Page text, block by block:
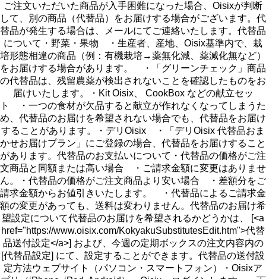
ご注文いただいた商品が入手困難になった場合、Oisixが判断
して、別の商品（代替品）をお届けする場合がございます。代
替品が発生する場合は、メールにてご連絡いたします。代替品
について・野菜・果物 ・生産者、産地、Oisix基準内で、栽
培形態相違の商品（例：有機栽培→薬無化減、薬減化無など）
をお届けする場合があります。 ・「グリーンチェック」商品
の代替品は、残留農薬が検出されないことを確認したものをお
届けいたします。・Kit Oisix、 CookBox などの献立セッ
ト ・一つの食材が欠品すると献立が作れなくなってしまうた
め、代替品のお届けを希望されない場合でも、代替品をお届け
することがあります。・デリOisix ・「デリOisix 代替品おま
かせお届けプラン」にご登録の場合、代替品をお届けすること
があります。代替品のお支払いについて・代替品の価格がご注
文商品と同額または高い場合 ・ご請求金額に変更はありませ
ん。・代替品の価格がご注文商品より安い場合 ・差額分をご
請求金額からお値引きいたします。 ・代替品によるご請求金
額の変更があっても、送料は変わりません。代替品のお届け希
望設定について代替品のお届けを希望されるかどうかは、 [<a
href="https://www.oisix.com/KokyakuSubstitutesEdit.htm">代替
品送付設定</a>] および、今週の定期ボックスの注文内容内の
[代替品設定] にて、設定することができます。代替品の送付設
定方法ウェブサイト（パソコン・スマートフォン）・Oisixア